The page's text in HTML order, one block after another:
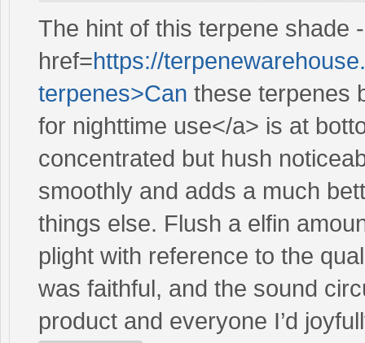
The hint of this terpene shade
href=https://
terpenes>Can these terpenes
for nighttime use</a> is at
concentrated but hush
smoothly and adds a much
things else. Flush a elfin
plight with reference to the
was faithful, and the sound
product and everyone I’d